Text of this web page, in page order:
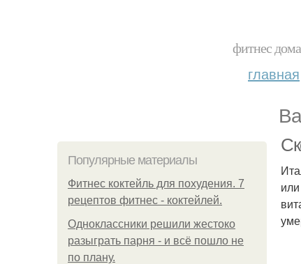
фитнес
главная
Популярные материалы
Фитнес коктейль для похудения. 7
рецептов фитнес - коктейлей.
Одноклассники решили жестоко
разыграть парня - и всё пошло не
по плану.